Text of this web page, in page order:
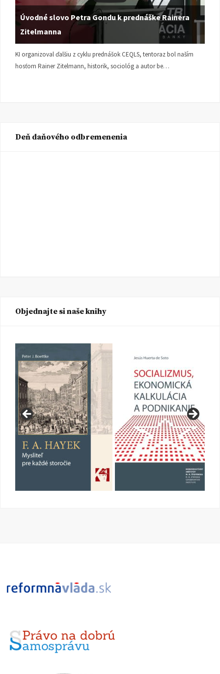
Úvodné slovo Petra Gondu k prednáške Rainera
Zitelmanna
KI organizoval ďalšiu z cyklu prednášok CEQLS, tentoraz bol naším
hosťom Rainer Zitelmann, historik, sociológ a autor be…
Deň daňového odbremenenia
Objednajte si naše knihy